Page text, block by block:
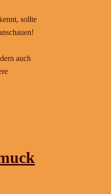
sollte
auch